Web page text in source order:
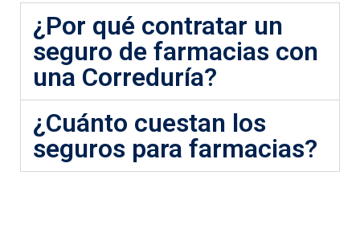
¿Por qué contratar un
seguro de farmacias con
una Correduría?
¿Cuánto cuestan los
seguros para farmacias?